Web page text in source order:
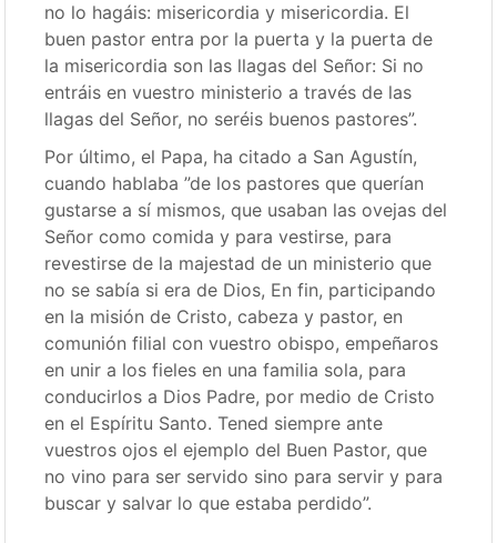
no lo hagáis: misericordia y misericordia. El
buen pastor entra por la puerta y la puerta de
la misericordia son las llagas del Señor: Si no
entráis en vuestro ministerio a través de las
llagas del Señor, no seréis buenos pastores”.
Por último, el Papa, ha citado a San Agustín,
cuando hablaba ”de los pastores que querían
gustarse a sí mismos, que usaban las ovejas del
Señor como comida y para vestirse, para
revestirse de la majestad de un ministerio que
no se sabía si era de Dios, En fin, participando
en la misión de Cristo, cabeza y pastor, en
comunión filial con vuestro obispo, empeñaros
en unir a los fieles en una familia sola, para
conducirlos a Dios Padre, por medio de Cristo
en el Espíritu Santo. Tened siempre ante
vuestros ojos el ejemplo del Buen Pastor, que
no vino para ser servido sino para servir y para
buscar y salvar lo que estaba perdido”.